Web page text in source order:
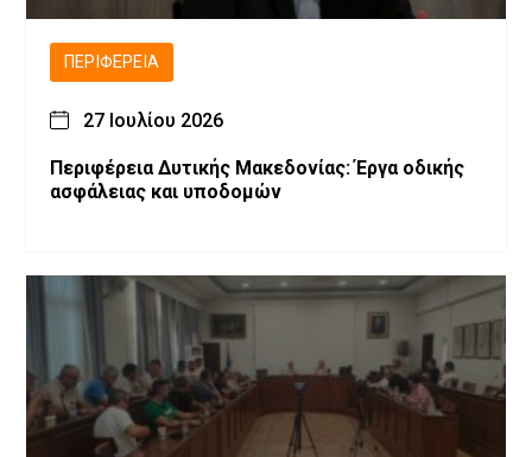
ΠΕΡΙΦΈΡΕΙΑ
27 Ιουλίου 2026
Περιφέρεια Δυτικής Μακεδονίας: Έργα οδικής
ασφάλειας και υποδομών